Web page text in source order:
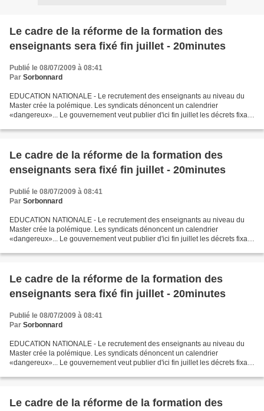
Le cadre de la réforme de la formation des
enseignants sera fixé fin juillet - 20minutes
Publié le 08/07/2009 à 08:41
Par Sorbonnard
EDUCATION NATIONALE - Le recrutement des enseignants au niveau du
Master crée la polémique. Les syndicats dénoncent un calendrier
«dangereux»... Le gouvernement veut publier d'ici fin juillet les décrets fixant
Le cadre de la réforme de la formation des
enseignants sera fixé fin juillet - 20minutes
Publié le 08/07/2009 à 08:41
Par Sorbonnard
EDUCATION NATIONALE - Le recrutement des enseignants au niveau du
Master crée la polémique. Les syndicats dénoncent un calendrier
«dangereux»... Le gouvernement veut publier d'ici fin juillet les décrets fixant
Le cadre de la réforme de la formation des
enseignants sera fixé fin juillet - 20minutes
Publié le 08/07/2009 à 08:41
Par Sorbonnard
EDUCATION NATIONALE - Le recrutement des enseignants au niveau du
Master crée la polémique. Les syndicats dénoncent un calendrier
«dangereux»... Le gouvernement veut publier d'ici fin juillet les décrets fixant
Le cadre de la réforme de la formation des